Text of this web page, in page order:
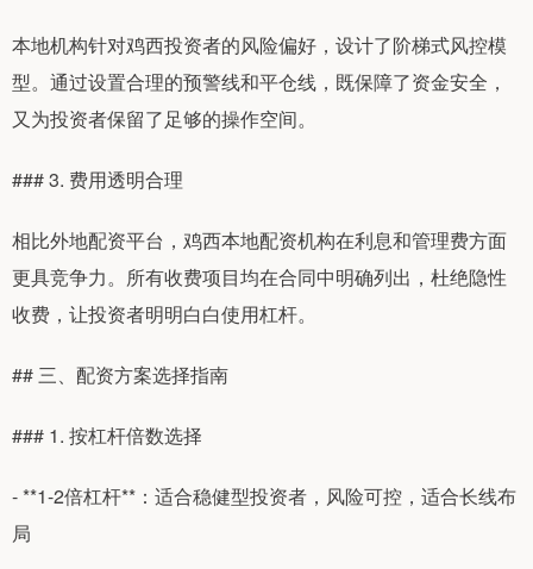
本地机构针对鸡西投资者的风险偏好，设计了阶梯式风控模
型。通过设置合理的预警线和平仓线，既保障了资金安全，
又为投资者保留了足够的操作空间。
### 3. 费用透明合理
相比外地配资平台，鸡西本地配资机构在利息和管理费方面
更具竞争力。所有收费项目均在合同中明确列出，杜绝隐性
收费，让投资者明明白白使用杠杆。
## 三、配资方案选择指南
### 1. 按杠杆倍数选择
- **1-2倍杠杆**：适合稳健型投资者，风险可控，适合长线布
局